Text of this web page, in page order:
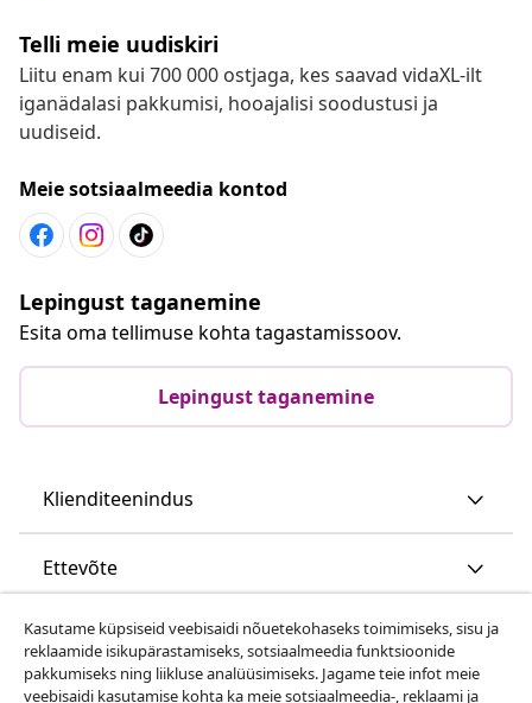
Telli meie uudiskiri
Liitu enam kui 700 000 ostjaga, kes saavad vidaXL-ilt
iganädalasi pakkumisi, hooajalisi soodustusi ja
uudiseid.
Meie sotsiaalmeedia kontod
Lepingust taganemine
Esita oma tellimuse kohta tagastamissoov.
Lepingust taganemine
Klienditeenindus
Ettevõte
vidaXL
Kasutame küpsiseid veebisaidi nõuetekohaseks toimimiseks, sisu ja
reklaamide isikupärastamiseks, sotsiaalmeedia funktsioonide
pakkumiseks ning liikluse analüüsimiseks. Jagame teie infot meie
veebisaidi kasutamise kohta ka meie sotsiaalmeedia-, reklaami ja